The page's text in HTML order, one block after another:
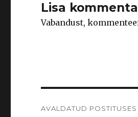
Lisa
Vabandust,
AVALDATUD POSTITUSES